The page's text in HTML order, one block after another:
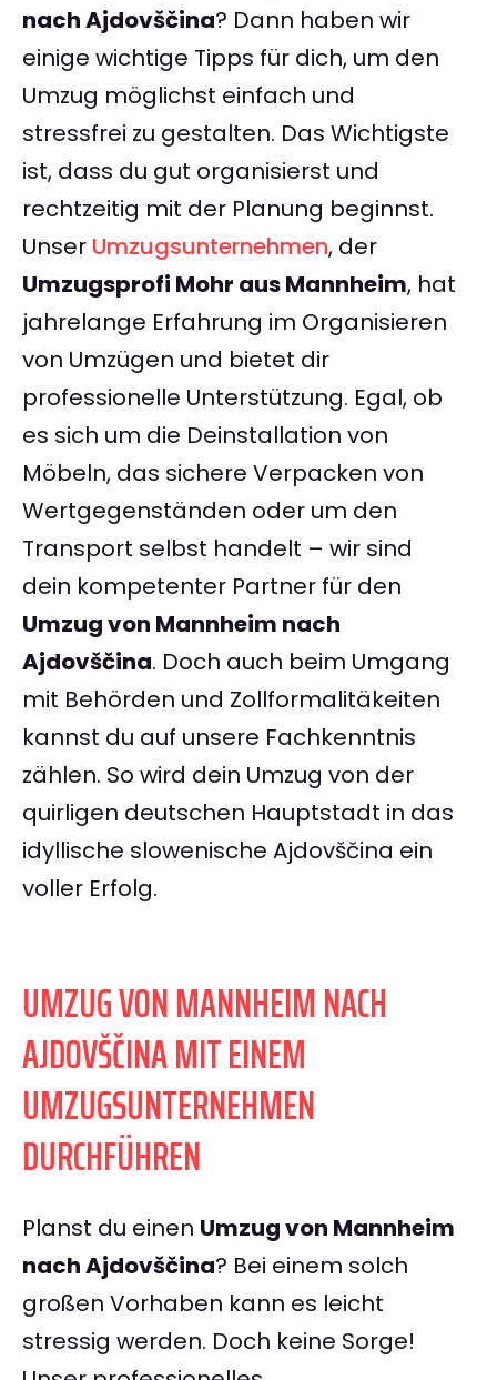
nach Ajdovščina? Dann haben wir
einige wichtige Tipps für dich, um den
Umzug möglichst einfach und
stressfrei zu gestalten. Das Wichtigste
ist, dass du gut organisierst und
rechtzeitig mit der Planung beginnst.
Unser Umzugsunternehmen, der
Umzugsprofi Mohr aus Mannheim, hat
jahrelange Erfahrung im Organisieren
von Umzügen und bietet dir
professionelle Unterstützung. Egal, ob
es sich um die Deinstallation von
Möbeln, das sichere Verpacken von
Wertgegenständen oder um den
Transport selbst handelt – wir sind
dein kompetenter Partner für den
Umzug von Mannheim nach
Ajdovščina. Doch auch beim Umgang
mit Behörden und Zollformalitäkeiten
kannst du auf unsere Fachkenntnis
zählen. So wird dein Umzug von der
quirligen deutschen Hauptstadt in das
idyllische slowenische Ajdovščina ein
voller Erfolg.
UMZUG VON MANNHEIM NACH
AJDOVŠČINA MIT EINEM
UMZUGSUNTERNEHMEN
DURCHFÜHREN
Planst du einen Umzug von Mannheim
nach Ajdovščina? Bei einem solch
großen Vorhaben kann es leicht
stressig werden. Doch keine Sorge!